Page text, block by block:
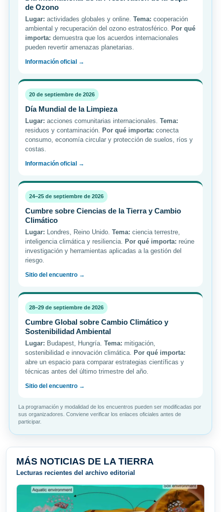
de Ozono
Lugar: actividades globales y online. Tema: cooperación
ambiental y recuperación del ozono estratosférico.
Por qué
importa: demuestra que los acuerdos internacionales
pueden revertir amenazas planetarias.
Información oficial →
20 de septiembre de 2026
Día Mundial de la Limpieza
Lugar: acciones comunitarias internacionales. Tema:
residuos y contaminación.
Por qué importa: conecta
consumo, economía circular y protección de suelos, ríos y
costas.
Información oficial →
24–25 de septiembre de 2026
Cumbre sobre Ciencias de la Tierra y Cambio
Climático
Lugar: Londres, Reino Unido. Tema: ciencia terrestre,
inteligencia climática y resiliencia.
Por qué importa: reúne
investigación y herramientas aplicadas a la gestión del
riesgo.
Sitio del encuentro →
28–29 de septiembre de 2026
Cumbre Global sobre Cambio Climático y
Sostenibilidad Ambiental
Lugar: Budapest, Hungría. Tema: mitigación,
sostenibilidad e innovación climática.
Por qué importa:
abre un espacio para comparar estrategias científicas y
técnicas antes del último trimestre del año.
Sitio del encuentro →
La programación y modalidad de los encuentros pueden ser modificadas por
sus organizadores. Conviene verificar los enlaces oficiales antes de
participar.
MÁS NOTICIAS DE LA TIERRA
Lecturas recientes del archivo editorial